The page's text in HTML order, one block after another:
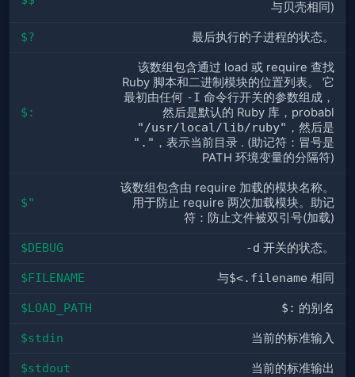
与贝壳相同)
$? 最后执行的子进程的状态。
$:
该数组包含通过 load 或 require 查找
Ruby 脚本和二进制模块的位置列表。 它
最初由任何 -I 命令行开关的参数组成，
然后是默认的 Ruby 库，probabl
"/usr/local/lib/ruby" ，然后是
"." ，表示当前目录 . (助记符：冒号是
PATH 环境变量的分隔符)
$"
该数组包含由 require 加载的模块名称。
用于防止 require 两次加载模块。助记
符：防止文件被双引号(加载)
$DEBUG -d 开关的状态。
$FILENAME 与$<.filename 相同
$LOAD_PATH $: 的别名
$stdin 当前的标准输入
$stdout 当前的标准输出